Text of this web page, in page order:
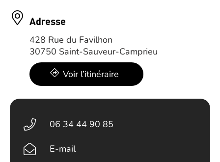
Adresse
428 Rue du Favilhon
30750 Saint-Sauveur-Camprieu
Voir l’itinéraire
06 34 44 90 85
E-mail